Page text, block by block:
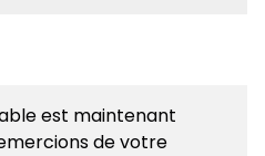
est maintenant
de votre